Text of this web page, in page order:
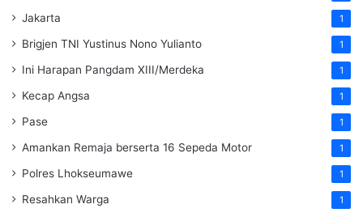
Jakarta 1
Brigjen TNI Yustinus Nono Yulianto 1
Ini Harapan Pangdam XIII/Merdeka 1
Kecap Angsa 1
Pase 1
Amankan Remaja berserta 16 Sepeda Motor 1
Polres Lhokseumawe 1
Resahkan Warga 1